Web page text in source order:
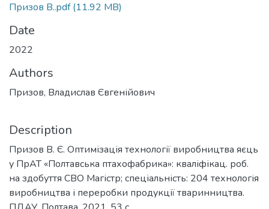
Призов В..pdf(11.92 MB)
Date
2022
Authors
Призов, Владислав Євгенійович
Description
Призов В. Є. Оптимізація технології виробництва яєць
у ПрАТ «Полтавська птахофабрика»: кваліфікац. роб.
на здобуття СВО Магістр; спеціальність: 204 технологія
виробництва і переробки продукції тваринництва.